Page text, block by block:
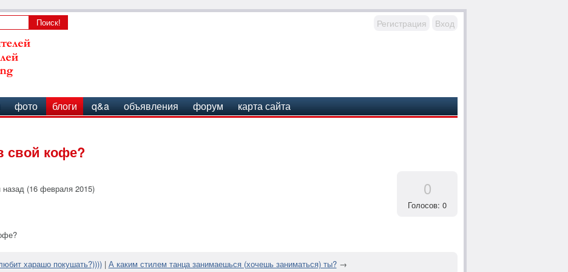
Регистрация Вход
фото блоги q&a объявления форум карта сайта
свой кофе?
назад (16 февраля 2015)
0
Голосов: 0
харашо покушать?))))| А каким стилем танца занимаешься (хочешь заниматься) ты?→